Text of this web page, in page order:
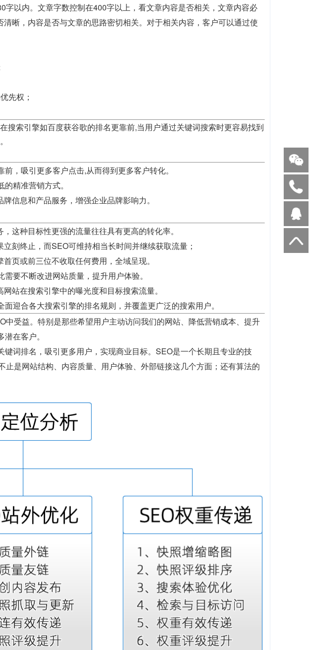
以内。文章字数控制在400字以上，看文章内容是否相关，文章内容必
晰，内容是否与文章的思路密切相关。对于相关内容，客户可以通过使
先权；
搜索引擎如百度获谷歌的排名更靠前,当用户通过关键词搜索时更容易找到
，吸引更多客户点击,从而得到更多客户转化。
精准营销方式。
信息和产品服务，增强企业品牌影响力。
这种目标性更强的流量往往具有更高的转化率。
刻终止，而SEO可维持相当长时间并继续获取流量；
页或前三位不收取任何费用，全域呈现。
要不断改进网站质量，提升用户体验。
站在搜索引擎中的曝光度和目标搜索流量。
迎合各大搜索引擎的排名规则，并覆盖更广泛的搜索用户。
中受益。特别是那些希望用户主动访问我们的网站、降低营销成本、提升
在客户。
词排名，吸引更多用户，实现商业目标。SEO是一个长期且专业的技
是网站结构、内容质量、用户体验、外部链接这几个方面；还有算法的